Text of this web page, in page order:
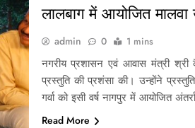
लालबाग में आयोजित
admin 0 1 mins
नगरीय प्रशासन एवं आवास मंत्री श्री
प्रस्तुति की प्रशंसा की। उन्होंने
गर्वा को इसी वर्ष नागपुर में आयोजित
Read More